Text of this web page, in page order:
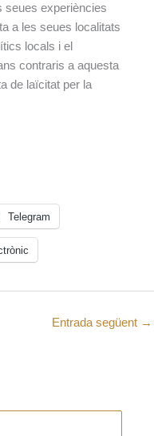
seues experiències
a les seues localitats
locals i el
contraris a aquesta
de laïcitat per la
Telegram
Entrada següent →